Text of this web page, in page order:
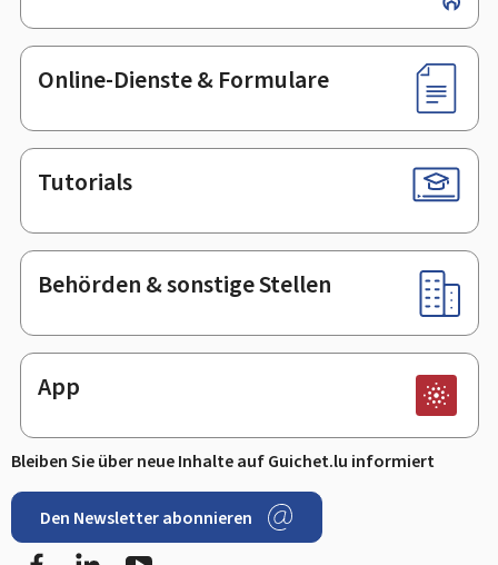
Online-Dienste & Formulare
Tutorials
Behörden & sonstige Stellen
App
Bleiben Sie über neue Inhalte auf Guichet.lu informiert
Den Newsletter abonnieren
FacebookLinkedIn